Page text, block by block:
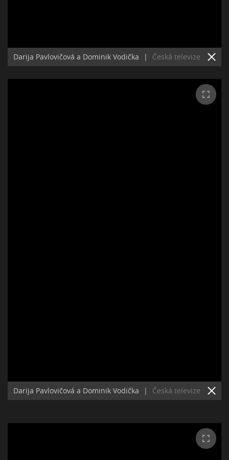
Darija Pavlovičová a Dominik Vodička | Česká televize
Darija Pavlovičová a Dominik Vodička | Česká televize